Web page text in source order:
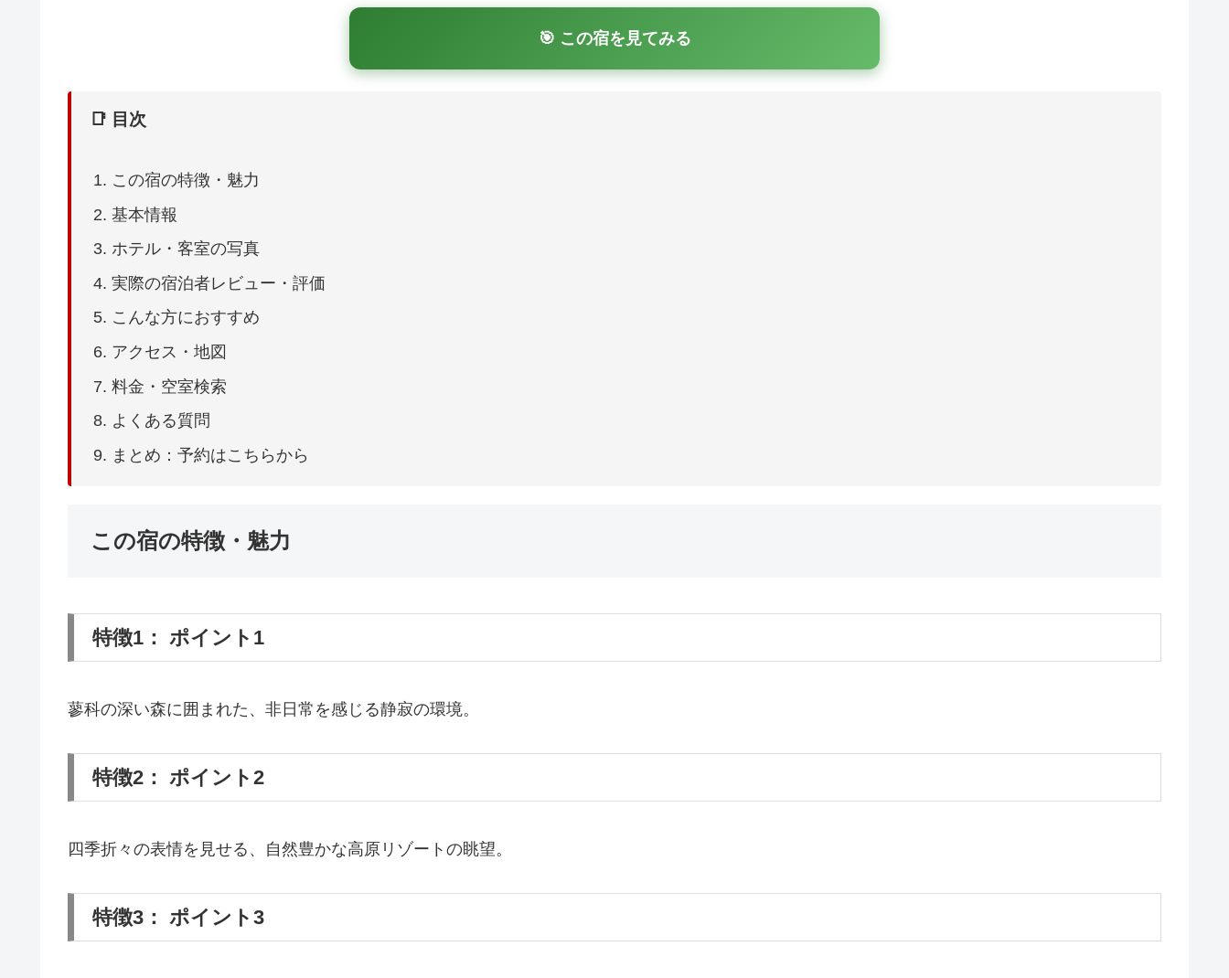
🎯 この宿を見てみる
📑 目次
この宿の特徴・魅力
基本情報
ホテル・客室の写真
実際の宿泊者レビュー・評価
こんな方におすすめ
アクセス・地図
料金・空室検索
よくある質問
まとめ：予約はこちらから
この宿の特徴・魅力
特徴1： ポイント1
蓼科の深い森に囲まれた、非日常を感じる静寂の環境。
特徴2： ポイント2
四季折々の表情を見せる、自然豊かな高原リゾートの眺望。
特徴3： ポイント3